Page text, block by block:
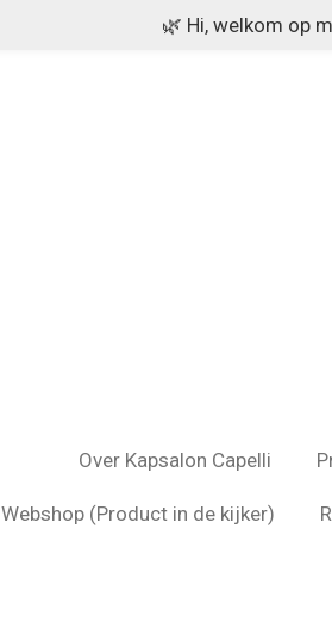
🌿 Hi, welkom op
Over Kapsalon Capelli
Webshop (Product in de kijker)